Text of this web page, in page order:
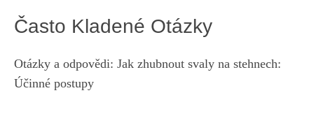
Často Kladené Otázky
Otázky a​ odpovědi: Jak zhubnout svaly na stehnech:
⁤Účinné postupy